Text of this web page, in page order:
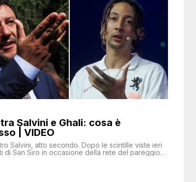
Salvini e Ghali: cosa è
| VIDEO
Salvini, atto secondo. Dopo le scintille viste ieri
di San Siro in occasione della rete del pareggio